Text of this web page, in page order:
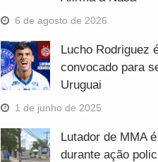
6 de agosto de 2026
Lucho Rodriguez
convocado para
Uruguai
1 de junho de 2025
Lutador de MMA
durante ação